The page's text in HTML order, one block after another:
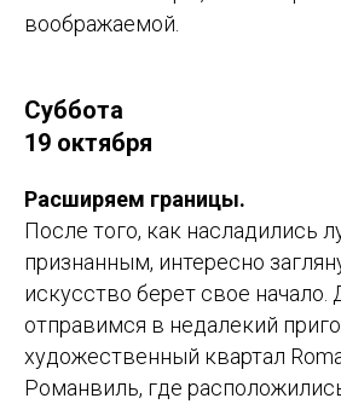
воображаемой.
Суббота
19 октября
Расширяем границы.
После того, как насладились
признанным, интересно
искусство берет свое начало.
отправимся в недалекий
художественный квартал
Романвиль, где